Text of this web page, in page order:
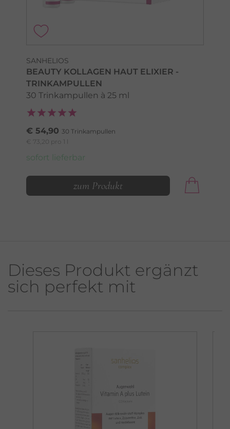
SANHELIOS
BEAUTY KOLLAGEN HAUT ELIXIER -
TRINKAMPULLEN
30 Trinkampullen à 25 ml
€ 54,90 30 Trinkampullen
€ 73,20 pro 1 l
sofort lieferbar
zum Produkt
Dieses Produkt ergänzt
sich perfekt mit